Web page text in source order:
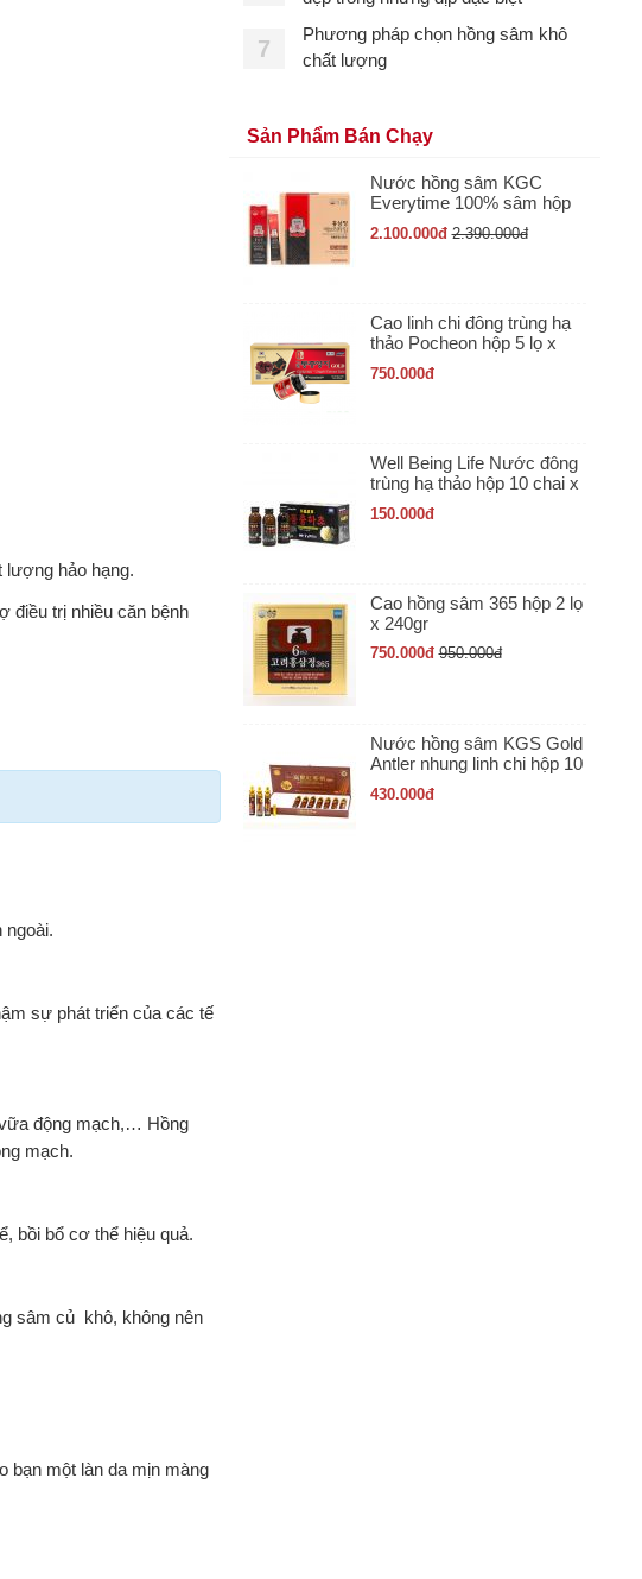
hảo hạng.
điều trị nhiều căn bệnh
sự phát triển của các tế
động mạch,… Hồng
mạch.
bồi bổ cơ thể hiệu quả.
sâm củ khô, không nên
bạn một làn da mịn màng
7
Phương pháp chọn hồng sâm khô
chất lượng
Sản Phẩm Bán Chạy
Nước hồng sâm KGC
Everytime 100% sâm hộp
30 gói x 10ml
2.100.000đ 2.390.000đ
Cao linh chi đông trùng hạ
thảo Pocheon hộp 5 lọ x
50gr
750.000đ
Well Being Life Nước đông
trùng hạ thảo hộp 10 chai x
100ml
150.000đ
Cao hồng sâm 365 hộp 2 lọ
x 240gr
750.000đ 950.000đ
Nước hồng sâm KGS Gold
Antler nhung linh chi hộp 10
ống x 20ml
430.000đ